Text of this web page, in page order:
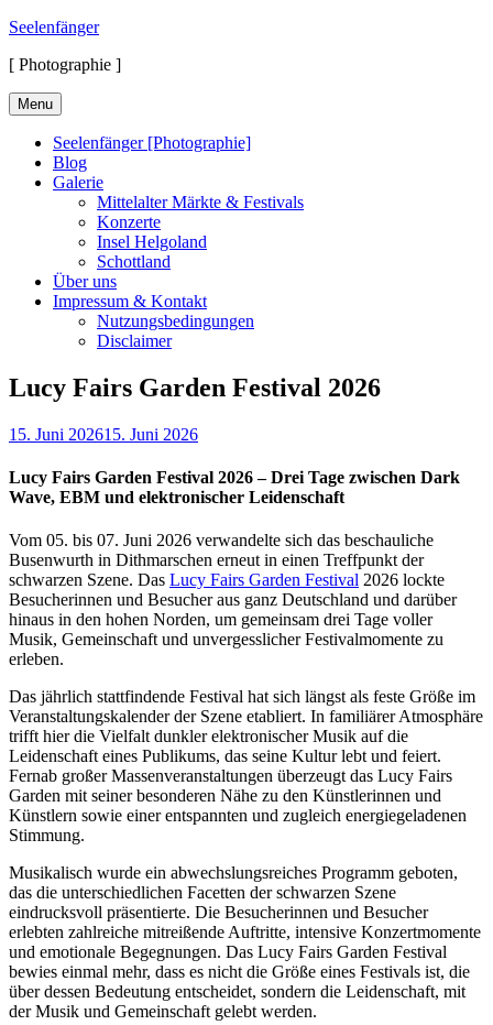
Skip
content
Seelenfänger
[ Photographie ]
Menu
Seelenfänger [Photographie]
Blog
Galerie
Mittelalter Märkte & Festivals
Konzerte
Insel Helgoland
Schottland
Über uns
Impressum & Kontakt
Nutzungsbedingungen
Disclaimer
Lucy Fairs Garden Festival 2026
Posted
15. Juni 202615. Juni 2026
Lucy Fairs Garden Festival 2026 – Drei Tage zwischen Dark
Wave, EBM und elektronischer Leidenschaft
Vom 05. bis 07. Juni 2026 verwandelte sich das beschauliche
Busenwurth in Dithmarschen erneut in einen Treffpunkt der
schwarzen Szene. Das Lucy Fairs Garden Festival 2026 lockte
Besucherinnen und Besucher aus ganz Deutschland und darüber
hinaus in den hohen Norden, um gemeinsam drei Tage voller
Musik, Gemeinschaft und unvergesslicher Festivalmomente zu
erleben.
Das jährlich stattfindende Festival hat sich längst als feste Größe im
Veranstaltungskalender der Szene etabliert. In familiärer Atmosphäre
trifft hier die Vielfalt dunkler elektronischer Musik auf die
Leidenschaft eines Publikums, das seine Kultur lebt und feiert.
Fernab großer Massenveranstaltungen überzeugt das Lucy Fairs
Garden mit seiner besonderen Nähe zu den Künstlerinnen und
Künstlern sowie einer entspannten und zugleich energiegeladenen
Stimmung.
Musikalisch wurde ein abwechslungsreiches Programm geboten,
das die unterschiedlichen Facetten der schwarzen Szene
eindrucksvoll präsentierte. Die Besucherinnen und Besucher
erlebten zahlreiche mitreißende Auftritte, intensive Konzertmomente
und emotionale Begegnungen. Das Lucy Fairs Garden Festival
bewies einmal mehr, dass es nicht die Größe eines Festivals ist, die
über dessen Bedeutung entscheidet, sondern die Leidenschaft, mit
der Musik und Gemeinschaft gelebt werden.